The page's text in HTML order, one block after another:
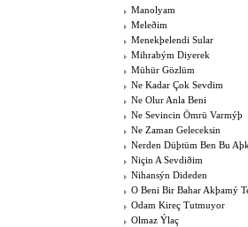
Manolyam
Meleðim
Menekþelendi Sular
Mihrabým Diyerek
Mühür Gözlüm
Ne Kadar Çok Sevdim
Ne Olur Anla Beni
Ne Sevincin Ömrü Varmýþ
Ne Zaman Geleceksin
Nerden Düþtüm Ben Bu
Niçin A Sevdiðim
Nihansýn Dideden
O Beni Bir Bahar Akþamý
Odam Kireç Tutmuyor
Olmaz Ýlaç